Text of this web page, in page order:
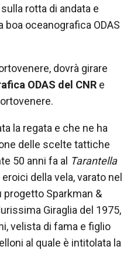
rotta di andata e
oceanografica ODAS
dovrà girare
ODAS del CNR e
la regata e che ne ha
delle scelte tattiche
50 anni fa al Tarantella
della vela, varato nel
progetto Sparkman &
Giraglia del 1975,
velista di fama e figlio
al quale è intitolata la